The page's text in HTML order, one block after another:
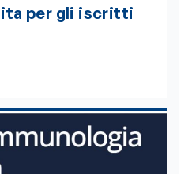
per gli iscritti